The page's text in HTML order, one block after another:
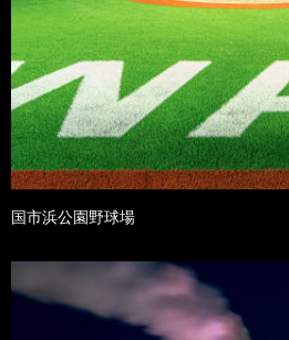
国市浜公園野球場